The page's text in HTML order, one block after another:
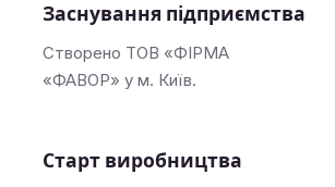
Заснування підприємства
Створено ТОВ «ФІРМА
«ФАВОР» у м. Київ.
Старт виробництва